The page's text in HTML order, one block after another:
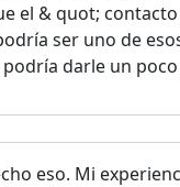
el & quot;
ser uno de
podría darle un
eso. Mi